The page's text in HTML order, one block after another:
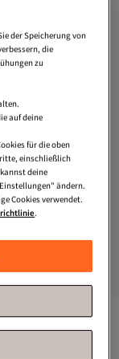
aus Stroh
und
der Speicherung von
die
zu
auf deine
für die oben
einschließlich
deine
ändern.
Cookies verwendet.
.